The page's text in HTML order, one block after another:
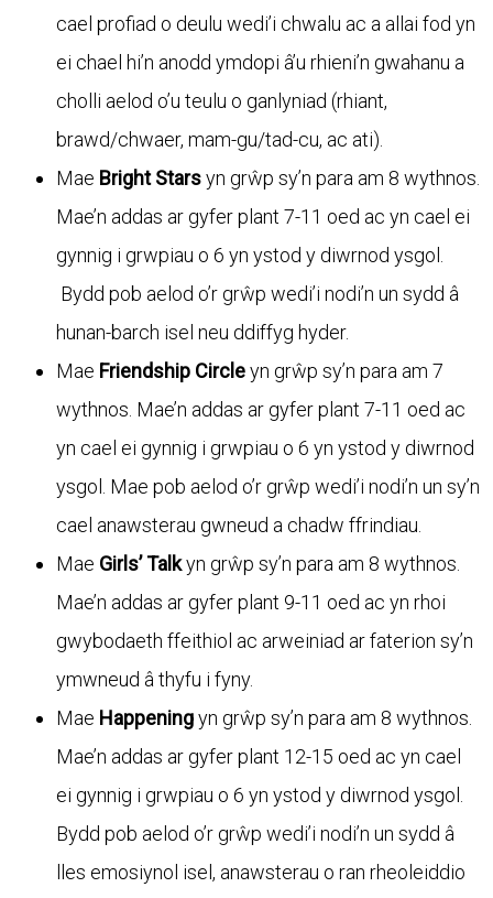
cael profiad o deulu wedi’i chwalu ac a allai fod yn
ei chael hi’n anodd ymdopi â’u rhieni’n gwahanu a
cholli aelod o’u teulu o ganlyniad (rhiant,
brawd/chwaer, mam-gu/tad-cu, ac ati).
Mae Bright Starsyn grŵp sy’n para am 8 wythnos.
Mae’n addas ar gyfer plant 7-11 oed ac yn cael ei
gynnig i grwpiau o 6 yn ystod y diwrnod ysgol.
Bydd pob aelod o’r grŵp wedi’i nodi’n un sydd â
hunan-barch isel neu ddiffyg hyder.
Mae Friendship Circleyn grŵp sy’n para am 7
wythnos. Mae’n addas ar gyfer plant 7-11 oed ac
yn cael ei gynnig i grwpiau o 6 yn ystod y diwrnod
ysgol. Mae pob aelod o’r grŵp wedi’i nodi’n un sy’n
cael anawsterau gwneud a chadw ffrindiau.
Mae Girls’ Talkyn grŵp sy’n para am 8 wythnos.
Mae’n addas ar gyfer plant 9-11 oed ac yn rhoi
gwybodaeth ffeithiol ac arweiniad ar faterion sy’n
ymwneud â thyfu i fyny.
Mae Happeningyn grŵp sy’n para am 8 wythnos.
Mae’n addas ar gyfer plant 12-15 oed ac yn cael
ei gynnig i grwpiau o 6 yn ystod y diwrnod ysgol.
Bydd pob aelod o’r grŵp wedi’i nodi’n un sydd â
lles emosiynol isel, anawsterau o ran rheoleiddio